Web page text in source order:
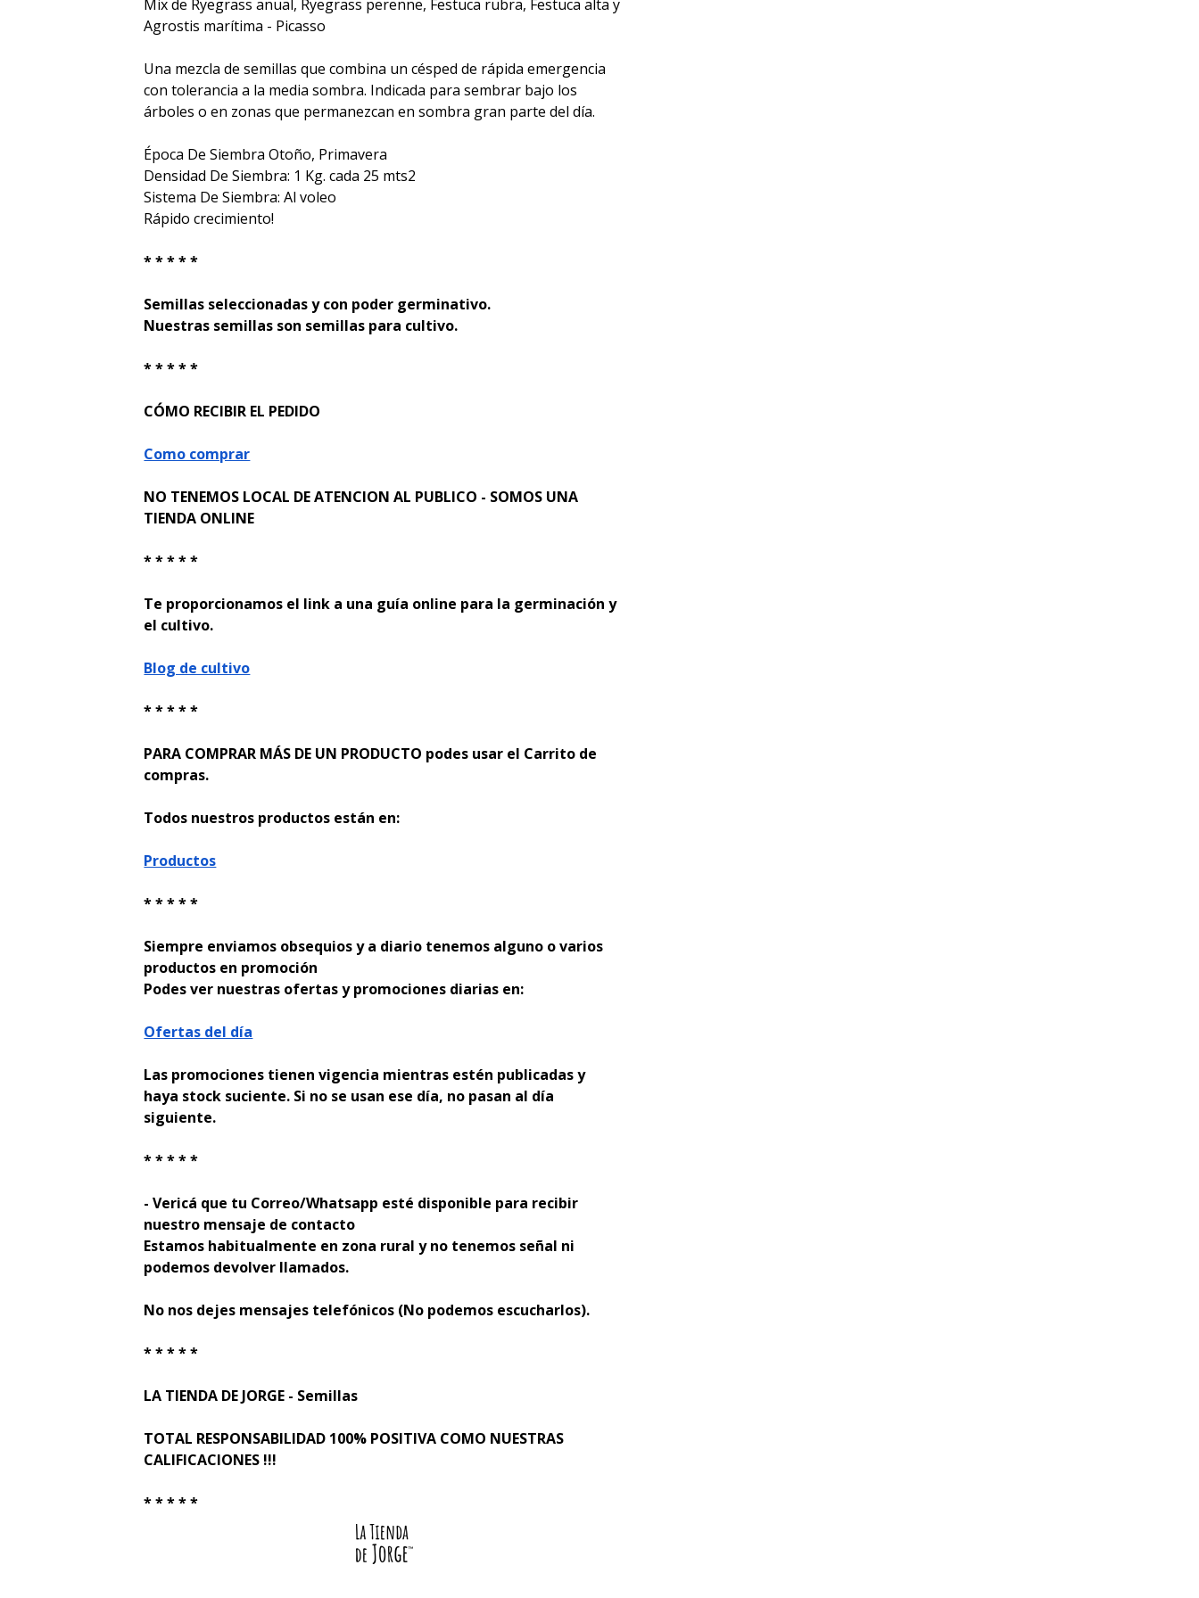
Mix de Ryegrass anual, Ryegrass perenne, Festuca rubra, Festuca alta y
Agrostis marítima - Picasso
Una mezcla de semillas que combina un césped de rápida emergencia
con tolerancia a la media sombra. Indicada para sembrar bajo los
árboles o en zonas que permanezcan en sombra gran parte del día.
Época De Siembra Otoño, Primavera
Densidad De Siembra: 1 Kg. cada 25 mts2
Sistema De Siembra: Al voleo
Rápido crecimiento!
* * * * *
Semillas seleccionadas y con poder germinativo.
Nuestras semillas son semillas para cultivo.
* * * * *
CÓMO RECIBIR EL PEDIDO
Como comprar
NO TENEMOS LOCAL DE ATENCION AL PUBLICO - SOMOS UNA
TIENDA ONLINE
* * * * *
Te proporcionamos el link a una guía online para la germinación y
el cultivo.
Blog de cultivo
* * * * *
PARA COMPRAR MÁS DE UN PRODUCTO podes usar el Carrito de
compras.
Todos nuestros productos están en:
Productos
* * * * *
Siempre enviamos obsequios y a diario tenemos alguno o varios
productos en promoción
Podes ver nuestras ofertas y promociones diarias en:
Ofertas del día
Las promociones tienen vigencia mientras estén publicadas y
haya stock suficiente. Si no se usan ese día, no pasan al día
siguiente.
* * * * *
- Verificá que tu Correo/Whatsapp esté disponible para recibir
nuestro mensaje de contacto
Estamos habitualmente en zona rural y no tenemos señal ni
podemos devolver llamados.
No nos dejes mensajes telefónicos (No podemos escucharlos).
* * * * *
LA TIENDA DE JORGE - Semillas
TOTAL RESPONSABILIDAD 100% POSITIVA COMO NUESTRAS
CALIFICACIONES !!!
* * * * *